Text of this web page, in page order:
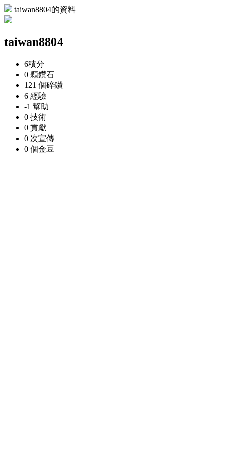
taiwan8804的資料
taiwan8804
6積分
0 顆鑽石
121 個碎鑽
6 經驗
-1 幫助
0 技術
0 貢獻
0 次宣傳
0 個金豆